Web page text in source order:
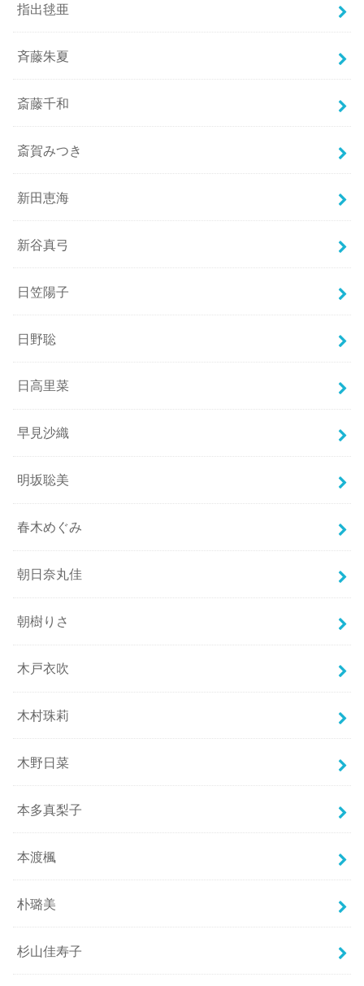
指出毬亜
斉藤朱夏
斎藤千和
斎賀みつき
新田恵海
新谷真弓
日笠陽子
日野聡
日高里菜
早見沙織
明坂聡美
春木めぐみ
朝日奈丸佳
朝樹りさ
木戸衣吹
木村珠莉
木野日菜
本多真梨子
本渡楓
朴璐美
杉山佳寿子